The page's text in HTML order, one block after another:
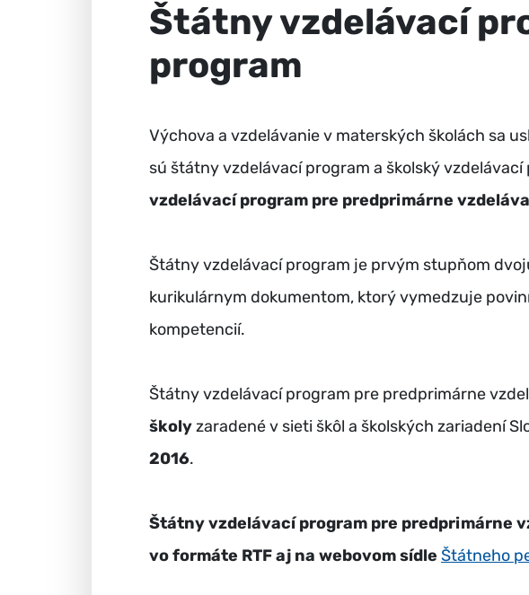
Štátny vzdelávací
program
Výchova a vzdelávanie v materských školách sa
sú štátny vzdelávací program a školský vzdelávací
vzdelávací program pre predprimárne
Štátny vzdelávací program je prvým stupňom
kurikulárnym dokumentom, ktorý vymedzuje
kompetencií.
Štátny vzdelávací program pre predprimárne
školyzaradené v sieti škôl a školských zariadení
2016.
Štátny vzdelávací program pre predprimárne
vo formáte RTF aj na webovom sídle Štátneho